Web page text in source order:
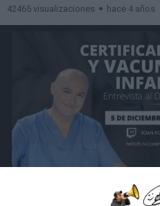
42465 visualizaciones hace 4 años